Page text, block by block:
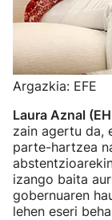
Argazkia: EFE
Laura Aznal
zain agertu da,
parte-hartzea
izango baita
gobernuaren
lehen eseri